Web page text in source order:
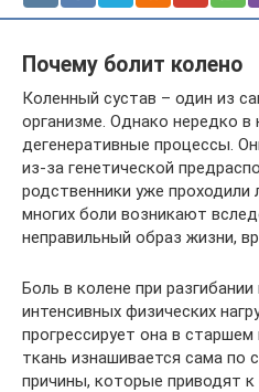
Почему болит колено
Коленный сустав – один из
организме. Однако нередко в
дегенеративные процессы.
из-за генетической
родственники уже проходили
многих боли возникают
неправильный образ жизни,
Боль в колене при
интенсивных физических
прогрессирует она в
ткань изнашивается сама по
причины, которые приводят к